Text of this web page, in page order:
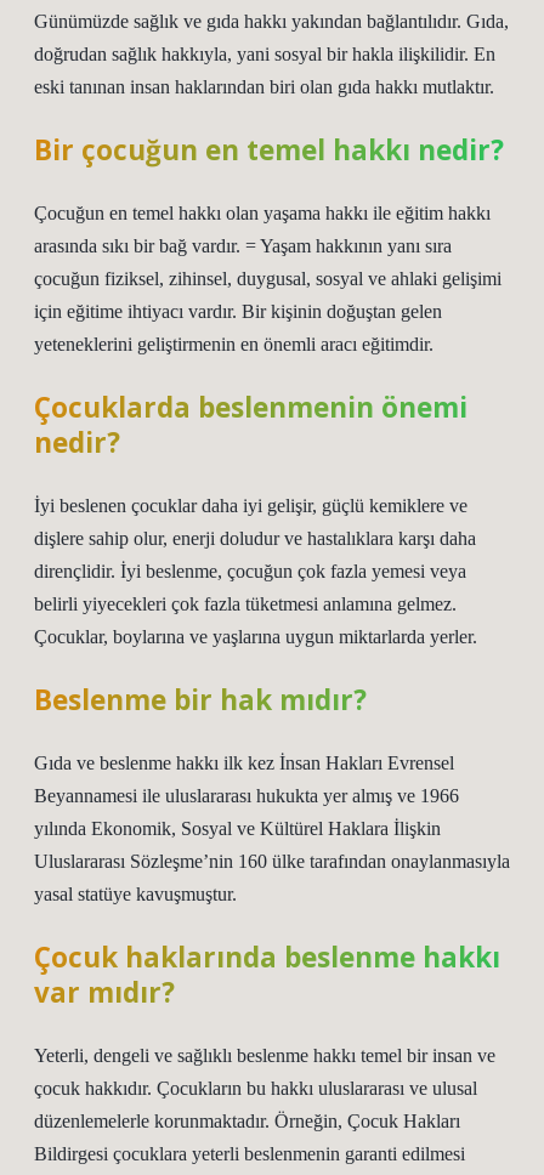
Günümüzde sağlık ve gıda hakkı yakından bağlantılıdır. Gıda,
doğrudan sağlık hakkıyla, yani sosyal bir hakla ilişkilidir. En
eski tanınan insan haklarından biri olan gıda hakkı mutlaktır.
Bir çocuğun en temel hakkı nedir?
Çocuğun en temel hakkı olan yaşama hakkı ile eğitim hakkı
arasında sıkı bir bağ vardır. = Yaşam hakkının yanı sıra
çocuğun fiziksel, zihinsel, duygusal, sosyal ve ahlaki gelişimi
için eğitime ihtiyacı vardır. Bir kişinin doğuştan gelen
yeteneklerini geliştirmenin en önemli aracı eğitimdir.
Çocuklarda beslenmenin önemi
nedir?
İyi beslenen çocuklar daha iyi gelişir, güçlü kemiklere ve
dişlere sahip olur, enerji doludur ve hastalıklara karşı daha
dirençlidir. İyi beslenme, çocuğun çok fazla yemesi veya
belirli yiyecekleri çok fazla tüketmesi anlamına gelmez.
Çocuklar, boylarına ve yaşlarına uygun miktarlarda yerler.
Beslenme bir hak mıdır?
Gıda ve beslenme hakkı ilk kez İnsan Hakları Evrensel
Beyannamesi ile uluslararası hukukta yer almış ve 1966
yılında Ekonomik, Sosyal ve Kültürel Haklara İlişkin
Uluslararası Sözleşme’nin 160 ülke tarafından onaylanmasıyla
yasal statüye kavuşmuştur.
Çocuk haklarında beslenme hakkı
var mıdır?
Yeterli, dengeli ve sağlıklı beslenme hakkı temel bir insan ve
çocuk hakkıdır. Çocukların bu hakkı uluslararası ve ulusal
düzenlemelerle korunmaktadır. Örneğin, Çocuk Hakları
Bildirgesi çocuklara yeterli beslenmenin garanti edilmesi